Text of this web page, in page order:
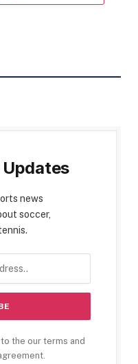
news
soccer,
the our terms and